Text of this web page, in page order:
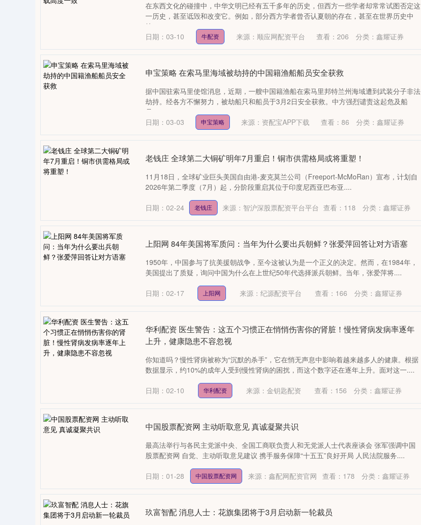
在东西文化的碰撞中，中华文明已经有五千多年的历史，但西方一些学者却常常试图否定这
一历史，甚至诋毁和改变它。例如，部分西方学者曾否认夏朝的存在，甚至在世界历史中
抹....
日期：03-10
牛配资 来源：顺应网配资平台 查看：206 分类：鑫耀证券
申宝策略 在索马里海域被劫持的中国籍渔船船员安全获救
据中国驻索马里使馆消息，近期，一艘中国籍渔船在索马里邦特兰州海域遭到武装分子非法
劫持。经各方不懈努力，被劫船只和船员于3月2日安全获救。中方强烈谴责这起危及船
员....
日期：03-03
申宝策略 来源：资配宝APP下载 查看： 86 分类： 鑫耀证券
老钱庄 全球第二大铜矿明年7月重启！铜市供需格局或将重塑！
11月18日，全球矿业巨头美国自由港-麦克莫兰公司（Freeport-McMoRan）宣布，计划自
2026年第二季度（7月）起，分阶段重启其位于印度尼西亚巴布亚....
日期：02-24 老钱庄 来源：智沪深股票配资平台平台 查看： 118 分类：鑫耀证券
上阳网 84年美国将军质问：当年为什么要出兵朝鲜？张爱萍回答让对方语塞
1950年，中国参与了抗美援朝战争，至今这被认为是一个正义的决定。然而，在1984年，
美国提出了质疑，询问中国为什么在上世纪50年代选择派兵朝鲜。当年，张爱萍将....
日期：02-17 上阳网 来源：纪源配资平台 查看： 166 分类： 鑫耀证券
华利配资 医生警告：这五个习惯正在悄悄伤害你的肾脏！慢性肾病发病率逐年
上升，健康隐患不容忽视
你知道吗？慢性肾病被称为“沉默的杀手”，它在悄无声息中影响着越来越多人的健康。根据
数据显示，约10%的成年人受到慢性肾病的困扰，而这个数字还在逐年上升。面对这一....
日期：02-10 华利配资 来源：金钥匙配资 查看： 156 分类：鑫耀证券
中国股票配资网 主动听取意见 真诚凝聚共识
最高法举行与各民主党派中央、全国工商联负责人和无党派人士代表座谈会 张军强调中国
股票配资网 自觉、主动听取意见建议 携手服务保障“十五五”良好开局 人民法院服务....
日期：01-28 中国股票配资网 来源：鑫配网配资官网 查看： 178 分类：鑫耀证券
玖富智配 消息人士：花旗集团将于3月启动新一轮裁员